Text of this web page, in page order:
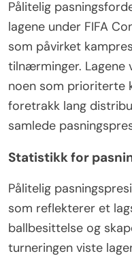
Pålitelig
lagene under FIFA
som påvirket
tilnærminger. Lagene
noen som prioriterte
foretrakk lang
samlede
Statistikk for
Pålitelig
som reflekterer et
ballbesittelse og
turneringen viste